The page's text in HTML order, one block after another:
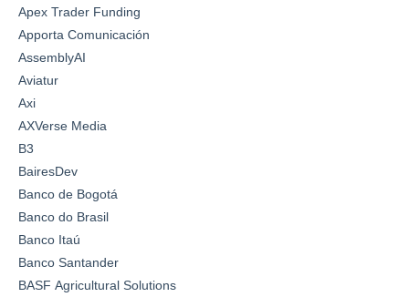
Apex Trader Funding
Apporta Comunicación
AssemblyAI
Aviatur
Axi
AXVerse Media
B3
BairesDev
Banco de Bogotá
Banco do Brasil
Banco Itaú
Banco Santander
BASF Agricultural Solutions